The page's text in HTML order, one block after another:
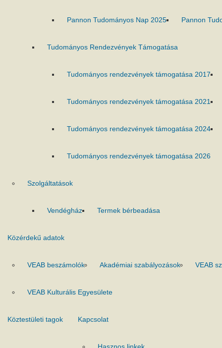
Pannon Tudományos Nap 2025 Pannon
Tudományos Rendezvények Támogatása
Tudományos rendezvények támogatása 2017
Tudományos rendezvények támogatása 2021
Tudományos rendezvények támogatása 2024
Tudományos rendezvények támogatása 2026
Szolgáltatások
Vendégház Termek bérbeadása
Közérdekű adatok
VEAB beszámolók Akadémiai szabályozások VEAB
VEAB Kulturális Egyesülete
Köztestületi tagok Kapcsolat